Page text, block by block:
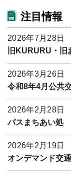
注目情報
2026年7月28日
旧KURURU・
2026年3月26日
令和8年4月公共
2026年2月28日
バスまちあい処
2026年2月19日
オンデマンド交